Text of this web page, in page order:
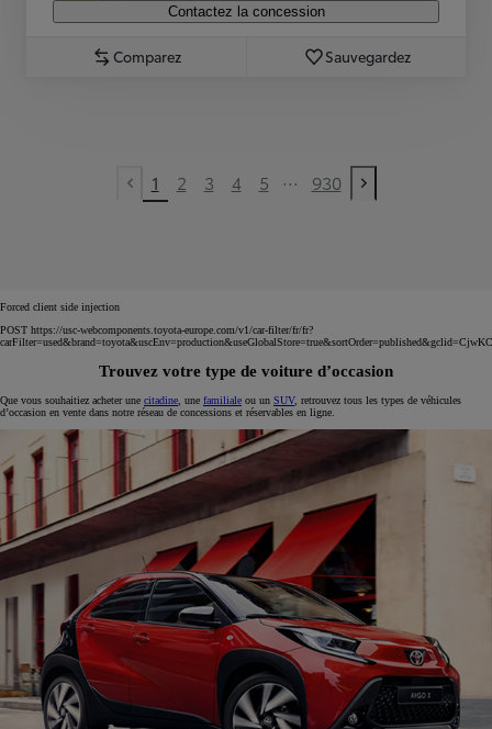
Contactez la concession
Comparez Sauvegardez
Previous page
1 2 3 4 5 ... 930
Next page
Forced client side injection
POST https://usc-webcomponents.toyota-europe.com/v1/car-filter/fr/fr?
Trouvez votre type de voiture d’occasion
Que vous souhaitiez acheter une citadine , une familiale ou un SUV, retrouvez tous les types de véhicules
d’occasion en vente dans notre réseau de concessions et réservables en ligne.